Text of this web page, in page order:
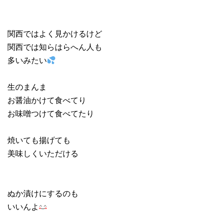
関西ではよく見かけるけど
関西では知らはらへん人も
多いみたい
生のまんま
お醤油かけて食べてり
お味噌つけて食べてたり
焼いても揚げても
美味しくいただける
ぬか漬けにするのも
いいんよ